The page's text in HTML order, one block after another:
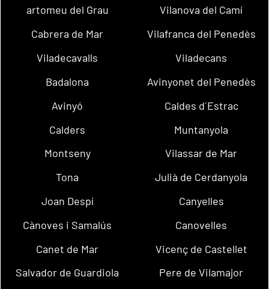
artomeu del Grau
Vilanova del Camí
Cabrera de Mar
Vilafranca del Penedès
Viladecavalls
Viladecans
Badalona
Avinyonet del Penedès
Avinyó
Caldes d´Estrac
Calders
Muntanyola
Montseny
Vilassar de Mar
Tona
Julià de Cerdanyola
Joan Despí
Canyelles
Cànoves i Samalús
Canovelles
Canet de Mar
Vicenç de Castellet
Salvador de Guardiola
Pere de Vilamajor